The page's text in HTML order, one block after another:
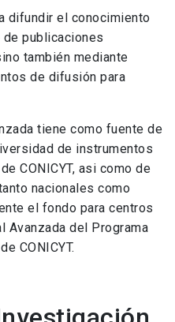
difundir el conocimiento
publicaciones
también mediante
de difusión para
tiene como fuente de
de instrumentos
CONICYT, asi como de
nacionales como
el fondo para centros
Avanzada del Programa
CONICYT.